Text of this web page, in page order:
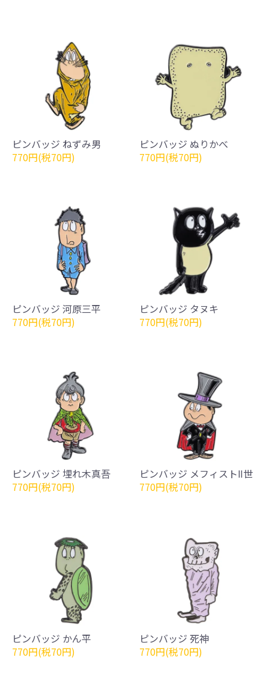
ピンバッジ ねずみ男
770円(税70円)
ピンバッジ ぬりかべ
770円(税70円)
ピンバッジ 河原三平
770円(税70円)
ピンバッジ タヌキ
770円(税70円)
ピンバッジ 埋れ木真吾
770円(税70円)
ピンバッジ メフィストⅡ世
770円(税70円)
ピンバッジ かん平
770円(税70円)
ピンバッジ 死神
770円(税70円)